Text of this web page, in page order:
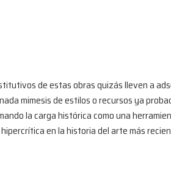
de estas obras quizás lleven a
mimesis de estilos o recursos ya
la carga histórica como una
en la historia del arte más